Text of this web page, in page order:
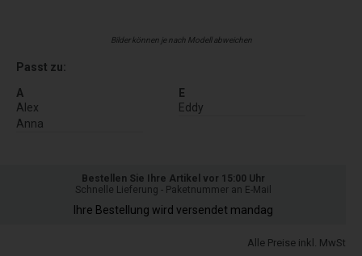
Bilder können je nach Modell abweichen
Passt zu:
A
Alex
Anna
E
Eddy
Bestellen Sie Ihre Artikel vor 15:00 Uhr
Schnelle Lieferung - Paketnummer an E-Mail
Ihre Bestellung wird versendet mandag
Alle Preise inkl. MwSt